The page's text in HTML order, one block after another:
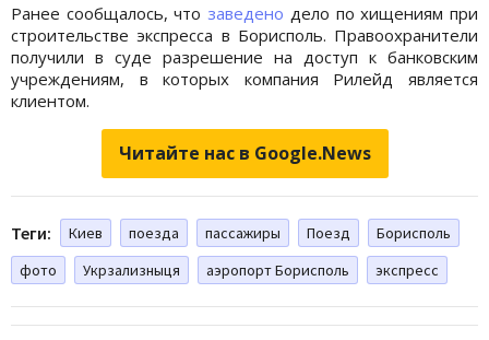
Ранее сообщалось, что заведено дело по хищениям при
строительстве экспресса в Борисполь. Правоохранители
получили в суде разрешение на доступ к банковским
учреждениям, в которых компания Рилейд является
клиентом.
Читайте нас в Google.News
Теги: Киев поезда пассажиры Поезд
Борисполь
фото
Укрзализныця аэропорт Борисполь экспресс